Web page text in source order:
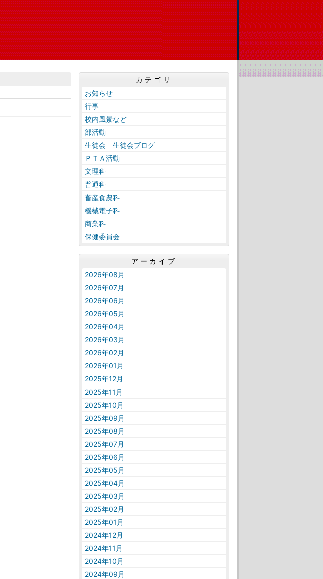
カテゴリ
お知らせ
行事
校内風景など
部活動
生徒会 生徒会ブログ
ＰＴＡ活動
文理科
普通科
畜産食農科
機械電子科
商業科
保健委員会
アーカイブ
2026年08月
2026年07月
2026年06月
2026年05月
2026年04月
2026年03月
2026年02月
2026年01月
2025年12月
2025年11月
2025年10月
2025年09月
2025年08月
2025年07月
2025年06月
2025年05月
2025年04月
2025年03月
2025年02月
2025年01月
2024年12月
2024年11月
2024年10月
2024年09月